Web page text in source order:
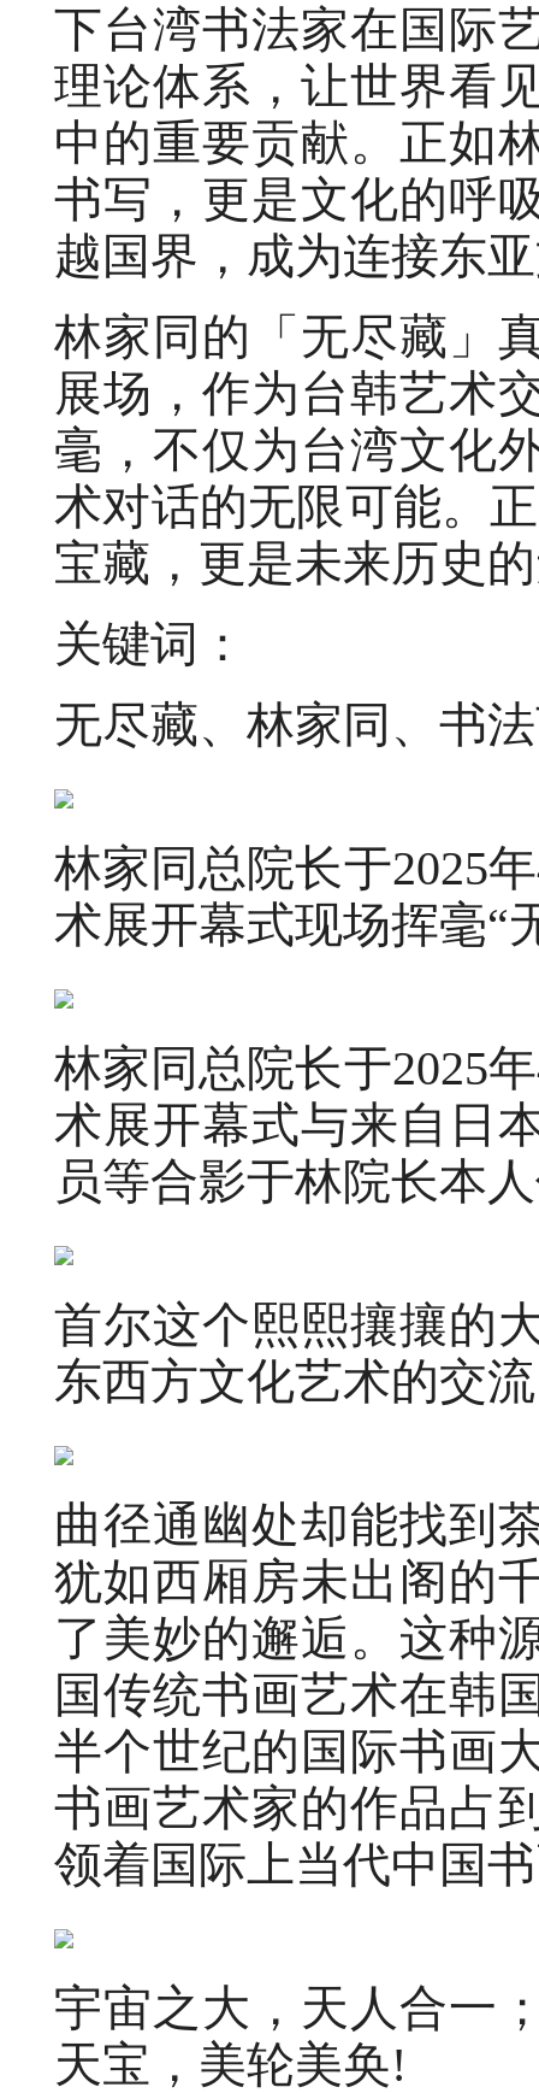
下台湾书法家在国际
理论体系，让世界看
中的重要贡献。正如
书写，更是文化的呼
越国界，成为连接东
林家同的「无尽藏」
展场，作为台韩艺术
毫，不仅为台湾文化
术对话的无限可能。
宝藏，更是未来历史
关键词：
无尽藏、林家同、书
林家同总院长于2025
术展开幕式现场挥毫“
林家同总院长于2025
术展开幕式与来自日
员等合影于林院长本
首尔这个熙熙攘攘的
东西方文化艺术的交
曲径通幽处却能找到
犹如西厢房未出阁的
了美妙的邂逅。这种
国传统书画艺术在韩
半个世纪的国际书画
书画艺术家的作品占
领着国际上当代中国
宇宙之大，天人合一
天宝，美轮美奂!